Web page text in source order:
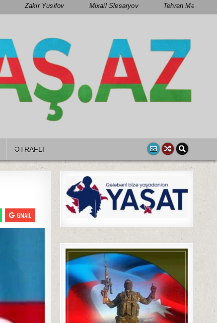
Zakir Yusifov Mixail Slesaryov Tehran Mənsimov
ƏTRAFLI
GMAIL